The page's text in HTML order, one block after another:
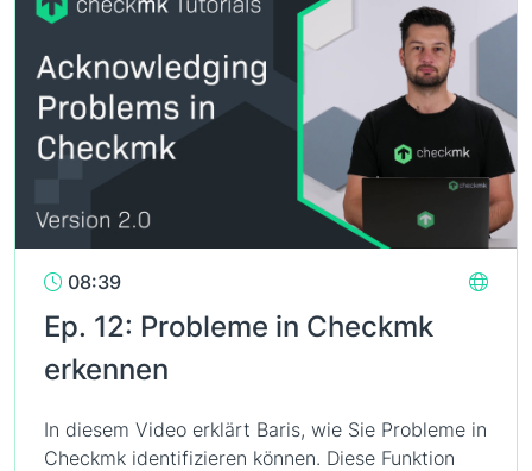
08:39
Ep. 12: Probleme in Checkmk
erkennen
In diesem Video erklärt Baris, wie Sie Probleme in
Checkmk identifizieren können. Diese Funktion